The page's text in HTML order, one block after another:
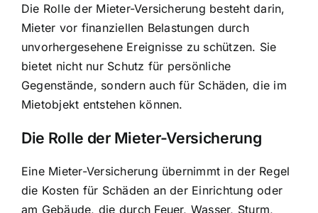
Die Rolle der Mieter-Versicherung besteht darin,
Mieter vor finanziellen Belastungen durch
unvorhergesehene Ereignisse zu schützen. Sie
bietet nicht nur Schutz für persönliche
Gegenstände, sondern auch für Schäden, die im
Mietobjekt entstehen können.
Die Rolle der Mieter-Versicherung
Eine Mieter-Versicherung übernimmt in der Regel
die Kosten für Schäden an der Einrichtung oder
am Gebäude, die durch Feuer, Wasser, Sturm,